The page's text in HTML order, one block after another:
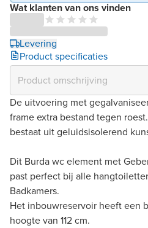
Wat klanten van ons vinden
Levering
Product specificaties
De uitvoering met
frame extra bestand tegen
bestaat uit geluidsisolerend
Dit Burda wc element met
past perfect bij alle
Badkamers.
Het inbouwreservoir heeft een
hoogte van 112 cm.